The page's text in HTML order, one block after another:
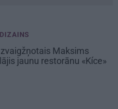
Maksims
jaunu restorānu «Kíce»